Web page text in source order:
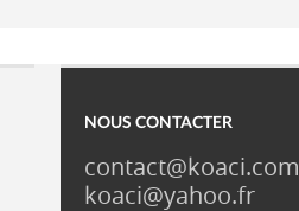
NOUS CONTACTER
contact@koaci.com
koaci@yahoo.fr